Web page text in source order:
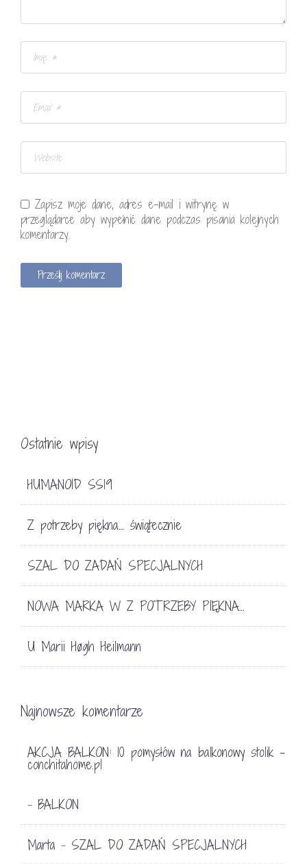
Zapisz moje dane, adres e-mail i witrynę w
przeglądarce aby wypełnić dane podczas pisania kolejnych
komentarzy.
Ostatnie wpisy
HUMANOID SS19
Z potrzeby piękna… świątecznie
SZAL DO ZADAŃ SPECJALNYCH
NOWA MARKA W Z POTRZEBY PIĘKNA…
U Marii Høgh Heilmann
Najnowsze komentarze
AKCJA BALKON: 10 pomysłów na balkonowy stolik -
conchitahome.pl
- BALKON
Marta - SZAL DO ZADAŃ SPECJALNYCH